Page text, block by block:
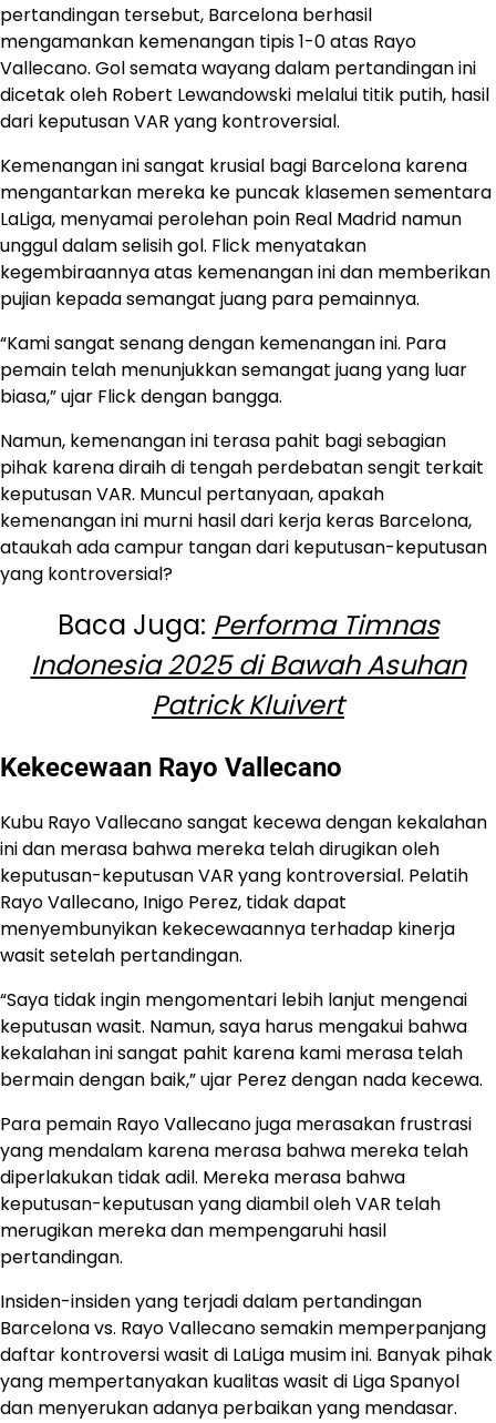
pertandingan tersebut, Barcelona berhasil
mengamankan kemenangan tipis 1-0 atas Rayo
Vallecano. Gol semata wayang dalam pertandingan ini
dicetak oleh Robert Lewandowski melalui titik putih, hasil
dari keputusan VAR yang kontroversial.
Kemenangan ini sangat krusial bagi Barcelona karena
mengantarkan mereka ke puncak klasemen sementara
LaLiga, menyamai perolehan poin Real Madrid namun
unggul dalam selisih gol. Flick menyatakan
kegembiraannya atas kemenangan ini dan memberikan
pujian kepada semangat juang para pemainnya.
“Kami sangat senang dengan kemenangan ini. Para
pemain telah menunjukkan semangat juang yang luar
biasa,” ujar Flick dengan bangga.
Namun, kemenangan ini terasa pahit bagi sebagian
pihak karena diraih di tengah perdebatan sengit terkait
keputusan VAR. Muncul pertanyaan, apakah
kemenangan ini murni hasil dari kerja keras Barcelona,
ataukah ada campur tangan dari keputusan-keputusan
yang kontroversial?
Baca Juga: Performa Timnas
Indonesia 2025 di Bawah Asuhan
Patrick Kluivert
Kekecewaan Rayo Vallecano
Kubu Rayo Vallecano sangat kecewa dengan kekalahan
ini dan merasa bahwa mereka telah dirugikan oleh
keputusan-keputusan VAR yang kontroversial. Pelatih
Rayo Vallecano, Inigo Perez, tidak dapat
menyembunyikan kekecewaannya terhadap kinerja
wasit setelah pertandingan.
“Saya tidak ingin mengomentari lebih lanjut mengenai
keputusan wasit. Namun, saya harus mengakui bahwa
kekalahan ini sangat pahit karena kami merasa telah
bermain dengan baik,” ujar Perez dengan nada kecewa.
Para pemain Rayo Vallecano juga merasakan frustrasi
yang mendalam karena merasa bahwa mereka telah
diperlakukan tidak adil. Mereka merasa bahwa
keputusan-keputusan yang diambil oleh VAR telah
merugikan mereka dan mempengaruhi hasil
pertandingan.
Insiden-insiden yang terjadi dalam pertandingan
Barcelona vs. Rayo Vallecano semakin memperpanjang
daftar kontroversi wasit di LaLiga musim ini. Banyak pihak
yang mempertanyakan kualitas wasit di Liga Spanyol
dan menyerukan adanya perbaikan yang mendasar.